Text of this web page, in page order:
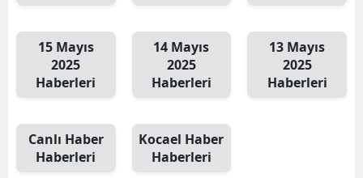
15 Mayıs
2025
Haberleri
14 Mayıs
2025
Haberleri
13 Mayıs
2025
Haberleri
Canlı Haber
Haberleri
Kocael Haber
Haberleri